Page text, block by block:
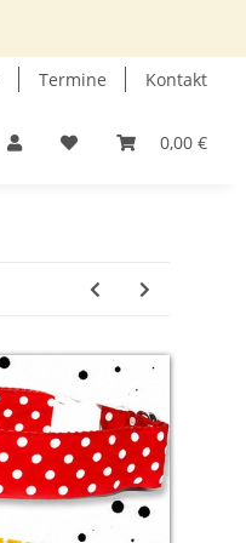
Termine Kontakt
0,00 €